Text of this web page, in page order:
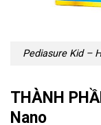
Pediasure Kid –
THÀNH
Nano